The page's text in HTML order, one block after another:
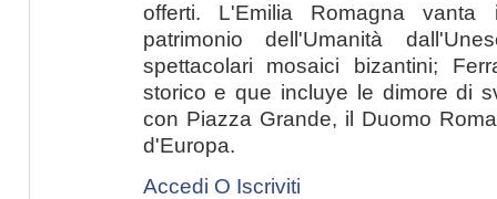
offerti. L'Emilia Romagna
patrimonio dell'Umanità
spettacolari mosaici bizantini;
storico e que incluye le dimore di
con Piazza Grande, il Duomo
d'Europa.
Accedi O Iscriviti